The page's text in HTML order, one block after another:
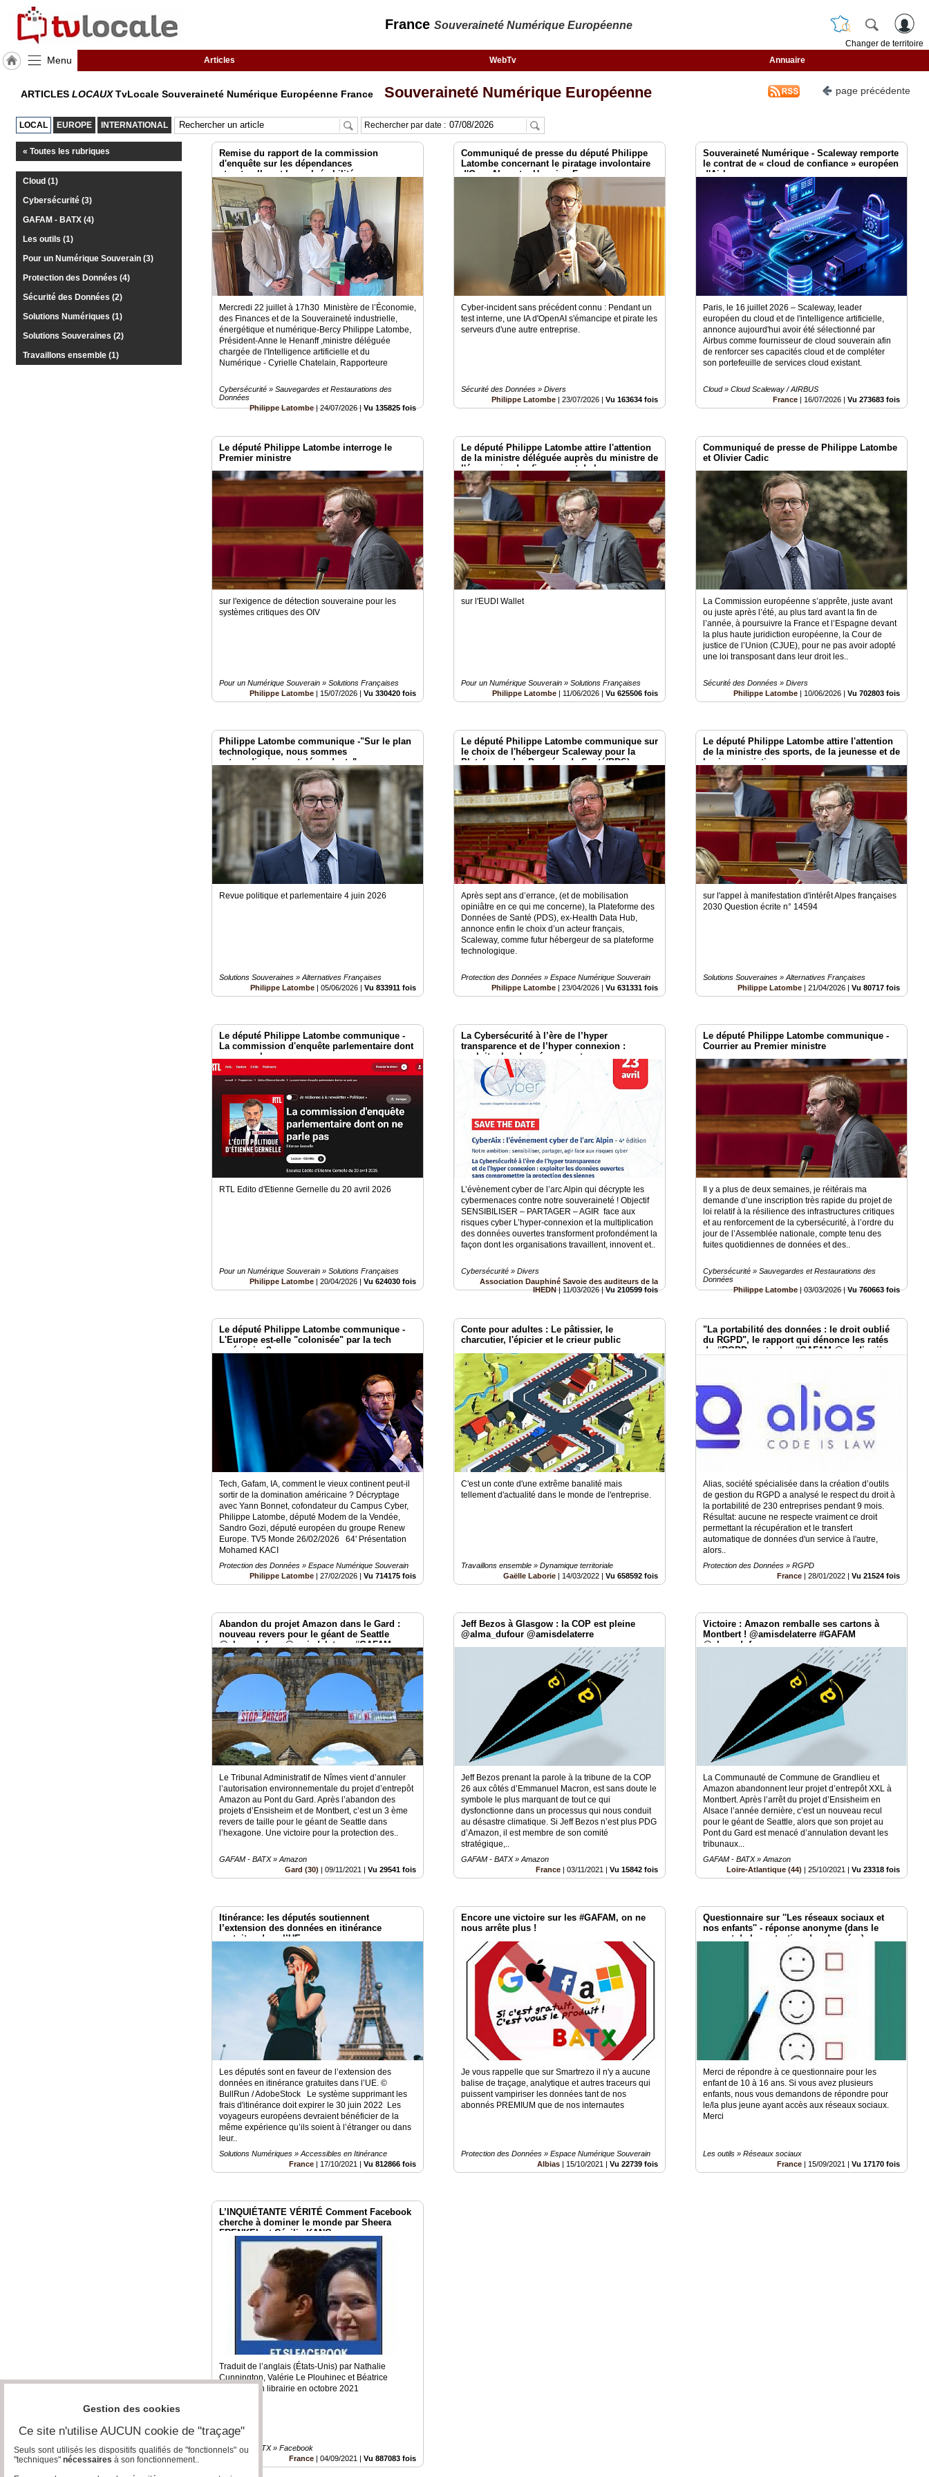
France Souveraineté Numérique Européenne
Changer de territoire
Menu Articles WebTv Annuaire
TvLocale
France
Accueil
RUBRIQUES
Agenda
Vidéos
Médias
groupe
Blogs
ARTICLES LOCAUXTvLocale Souveraineté Numérique Européenne France Souveraineté Numérique Européenne page précédente
LOCAL EUROPE INTERNATIONAL Rechercher par date :
« Toutes les rubriques
Cloud (1)
Cybersécurité (3)
GAFAM - BATX (4)
Les outils (1)
Pour un Numérique Souverain (3)
Protection des Données (4)
Sécurité des Données (2)
Solutions Numériques (1)
Solutions Souveraines (2)
Travaillons ensemble (1)
Remise du rapport de la commission
d'enquête sur les dépendances
structurelles et les vulnérabilités
systémiques dans le secteur du numérique et
les risques pour l’indépendance de la France
Mercredi 22 juillet à 17h30 Ministère de l’Économie,
des Finances et de la Souveraineté industrielle,
énergétique et numérique-Bercy Philippe Latombe,
Président-Anne le Henanff ,ministre déléguée
chargée de l'Intelligence artificielle et du
Numérique - Cyrielle Chatelain, Rapporteure
Cybersécurité » Sauvegardes et Restaurations des
Données
Philippe Latombe|24/07/2026|Vu 135825 fois
Communiqué de presse du député Philippe
Latombe concernant le piratage involontaire
d'OpenAI contre Hugging Face
Cyber-incident sans précédent connu : Pendant un
test interne, une IA d'OpenAI s'émancipe et pirate les
serveurs d'une autre entreprise.
Sécurité des Données » Divers
Philippe Latombe |23/07/2026 |Vu 163634 fois
Souveraineté Numérique - Scaleway remporte
le contrat de « cloud de confiance » européen
d'Airbus
Paris, le 16 juillet 2026 – Scaleway, leader
européen du cloud et de l'intelligence artificielle,
annonce aujourd'hui avoir été sélectionné par
Airbus comme fournisseur de cloud souverain afin
de renforcer ses capacités cloud et de compléter
son portefeuille de services cloud existant.
Cloud » Cloud Scaleway / AIRBUS
France | 16/07/2026 |Vu 273683 fois
Le député Philippe Latombe interroge le
Premier ministre
sur l'exigence de détection souveraine pour les
systèmes critiques des OIV
Pour un Numérique Souverain » Solutions Françaises
Philippe Latombe | 15/07/2026 |Vu 330420 fois
Le député Philippe Latombe attire l'attention
de la ministre déléguée auprès du ministre de
l'économie, des finances et de la
souveraineté industrielle, énergétique et
numérique, chargée de l'intelligence
artificielle et du numérique
sur l'EUDI Wallet
Pour un Numérique Souverain » Solutions Françaises
Philippe Latombe | 11/06/2026 |Vu 625506 fois
Communiqué de presse de Philippe Latombe
et Olivier Cadic
La Commission européenne s’apprête, juste avant
ou juste après l’été, au plus tard avant la fin de
l’année, à poursuivre la France et l’Espagne devant
la plus haute juridiction européenne, la Cour de
justice de l’Union (CJUE), pour ne pas avoir adopté
une loi transposant dans leur droit les..
Sécurité des Données » Divers
Philippe Latombe | 10/06/2026 |Vu 702803 fois
Philippe Latombe communique -"Sur le plan
technologique, nous sommes
extraordinairement dépendants"
Revue politique et parlementaire 4 juin 2026
Solutions Souveraines » Alternatives Françaises
Philippe Latombe |05/06/2026 |Vu 833911 fois
Le député Philippe Latombe communique sur
le choix de l'hébergeur Scaleway pour la
Plateforme des Données de Santé(PDS)
Après sept ans d’errance, (et de mobilisation
opiniâtre en ce qui me concerne), la Plateforme des
Données de Santé (PDS), ex-Health Data Hub,
annonce enfin le choix d’un acteur français,
Scaleway, comme futur hébergeur de sa plateforme
technologique.
Protection des Données » Espace Numérique Souverain
Philippe Latombe |23/04/2026 |Vu 631331 fois
Le député Philippe Latombe attire l'attention
de la ministre des sports, de la jeunesse et de
la vie associative
sur l'appel à manifestation d'intérêt Alpes françaises
2030 Question écrite n° 14594
Solutions Souveraines » Alternatives Françaises
Philippe Latombe |21/04/2026 |Vu 80717 fois
Le député Philippe Latombe communique -
La commission d'enquête parlementaire dont
on ne parle pas
RTL Edito d'Etienne Gernelle du 20 avril 2026
Pour un Numérique Souverain » Solutions Françaises
Philippe Latombe |20/04/2026 |Vu 624030 fois
La Cybersécurité à l’ère de l’hyper
transparence et de l’hyper connexion :
exploiter les données ouvertes sans
compromettre la protection des siennes
L’évènement cyber de l’arc Alpin qui décrypte les
cybermenaces contre notre souveraineté ! Objectif
SENSIBILISER – PARTAGER – AGIR face aux
risques cyber L’hyper-connexion et la multiplication
des données ouvertes transforment profondément la
façon dont les organisations travaillent, innovent et..
Cybersécurité » Divers
Association Dauphiné Savoie des auditeurs de la
IHEDN|11/03/2026|Vu 210599 fois
Le député Philippe Latombe communique -
Courrier au Premier ministre
Il y a plus de deux semaines, je réitérais ma
demande d’une inscription très rapide du projet de
loi relatif à la résilience des infrastructures critiques
et au renforcement de la cybersécurité, à l’ordre du
jour de l’Assemblée nationale, compte tenu des
fuites quotidiennes de données et des..
Cybersécurité » Sauvegardes et Restaurations des
Données
Philippe Latombe|03/03/2026|Vu 760663 fois
Le député Philippe Latombe communique -
L'Europe est-elle "colonisée" par la tech
américaine?
Tech, Gafam, IA, comment le vieux continent peut-il
sortir de la domination américaine ? Décryptage
avec Yann Bonnet, cofondateur du Campus Cyber,
Philippe Latombe, député Modem de la Vendée,
Sandro Gozi, député européen du groupe Renew
Europe. TV5 Monde 26/02/2026 64' Présentation
Mohamed KACI
Protection des Données » Espace Numérique Souverain
Philippe Latombe |27/02/2026 |Vu 714175 fois
Conte pour adultes : Le pâtissier, le
charcutier, l'épicier et le crieur public
C'est un conte d'une extrême banalité mais
tellement d'actualité dans le monde de l'entreprise.
Travaillons ensemble » Dynamique territoriale
Gaëlle Laborie | 14/03/2022 |Vu 658592 fois
"La portabilité des données : le droit oublié
du RGPD", le rapport qui dénonce les ratés
du #RGPD contre les #GAFAM @medjawii
Alias, société spécialisée dans la création d’outils
de gestion du RGPD a analysé le respect du droit à
la portabilité de 230 entreprises pendant 9 mois.
Résultat: aucune ne respecte vraiment ce droit
permettant la récupération et le transfert
automatique de données d'un service à l'autre,
alors..
Protection des Données » RGPD
France |28/01/2022 |Vu 21524 fois
Abandon du projet Amazon dans le Gard :
nouveau revers pour le géant de Seattle
@alma_dufour @amisdelaterre #GAFAM
#MAFAG
Le Tribunal Administratif de Nîmes vient d’annuler
l’autorisation environnementale du projet d’entrepôt
Amazon au Pont du Gard. Après l’abandon des
projets d’Ensisheim et de Montbert, c’est un 3 ème
revers de taille pour le géant de Seattle dans
l’hexagone. Une victoire pour la protection des..
GAFAM - BATX » Amazon
Gard (30) |09/11/2021 |Vu 29541 fois
Jeff Bezos à Glasgow : la COP est pleine
@alma_dufour @amisdelaterre
Jeff Bezos prenant la parole à la tribune de la COP
26 aux côtés d’Emmanuel Macron, est sans doute le
symbole le plus marquant de tout ce qui
dysfonctionne dans un processus qui nous conduit
au désastre climatique. Si Jeff Bezos n’est plus PDG
d’Amazon, il est membre de son comité
stratégique,..
GAFAM - BATX » Amazon
France |03/11/2021 |Vu 15842 fois
Victoire : Amazon remballe ses cartons à
Montbert ! @amisdelaterre #GAFAM
@alma_dufour
La Communauté de Commune de Grandlieu et
Amazon abandonnent leur projet d’entrepôt XXL à
Montbert. Après l’arrêt du projet d’Ensisheim en
Alsace l’année dernière, c’est un nouveau recul
pour le géant de Seattle, alors que son projet au
Pont du Gard est menacé d’annulation devant les
tribunaux...
GAFAM - BATX » Amazon
Loire-Atlantique (44)
|25/10/2021 |Vu 23318 fois
Itinérance: les députés soutiennent
l’extension des données en itinérance
gratuites dans l’UE
Les députés sont en faveur de l’extension des
données en itinérance gratuites dans l’UE. ©
BullRun / AdobeStock Le système supprimant les
frais d'itinérance doit expirer le 30 juin 2022 Les
voyageurs européens devraient bénéficier de la
même expérience qu’ils soient à l’étranger ou dans
leur..
Solutions Numériques » Accessibles en Itinérance
France | 17/10/2021 |Vu 812866 fois
Encore une victoire sur les #GAFAM, on ne
nous arrête plus !
Je vous rappelle que sur Smartrezo il n'y a aucune
balise de traçage, analytique et autres traceurs qui
puissent vampiriser les données tant de nos
abonnés PREMIUM que de nos internautes
Protection des Données » Espace Numérique Souverain
Albias | 15/10/2021 |Vu 22739 fois
Questionnaire sur ''Les réseaux sociaux et
nos enfants'' - réponse anonyme (dans le
respect de la protection des données)
Merci de répondre à ce questionnaire pour les
enfant de 10 à 16 ans. Si vous avez plusieurs
enfants, nous vous demandons de répondre pour
le/la plus jeune ayant accès aux réseaux sociaux.
Merci
Les outils » Réseaux sociaux
France | 15/09/2021 |Vu 17170 fois
L’INQUIÉTANTE VÉRITÉ Comment Facebook
cherche à dominer le monde par Sheera
FRENKEL et Cécilia KANG
Traduit de l’anglais (États-Unis) par Nathalie
Cunnington, Valérie Le Plouhinec et Béatrice
Taupeau En librairie en octobre 2021
GAFAM - BATX » Facebook
France |04/09/2021 |Vu 887083 fois
Gestion des cookies
Ce site n'utilise AUCUN cookie de "traçage"
Seuls sont utilisés les dispositifs qualifiés de "fonctionnels" ou
"techniques" nécessaires à son fonctionnement..